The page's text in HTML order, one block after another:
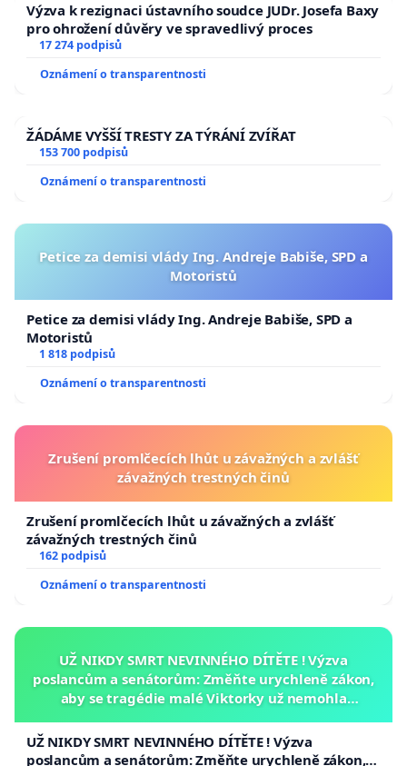
Výzva k rezignaci ústavního soudce JUDr. Josefa Baxy
pro ohrožení důvěry ve spravedlivý proces
17 274 podpisů
Oznámení o transparentnosti
ŽÁDÁME VYŠŠÍ TRESTY ZA TÝRÁNÍ ZVÍŘAT
153 700 podpisů
Oznámení o transparentnosti
Petice za demisi vlády Ing. Andreje Babiše, SPD a
Motoristů
Petice za demisi vlády Ing. Andreje Babiše, SPD a
Motoristů
1 818 podpisů
Oznámení o transparentnosti
Zrušení promlčecích lhůt u závažných a zvlášť
závažných trestných činů
Zrušení promlčecích lhůt u závažných a zvlášť
závažných trestných činů
162 podpisů
Oznámení o transparentnosti
UŽ NIKDY SMRT NEVINNÉHO DÍTĚTE ! Výzva
poslancům a senátorům: Změňte urychleně zákon,
aby se tragédie malé Viktorky už nemohla
UŽ NIKDY SMRT NEVINNÉHO DÍTĚTE ! Výzva
poslancům a senátorům: Změňte urychleně zákon,